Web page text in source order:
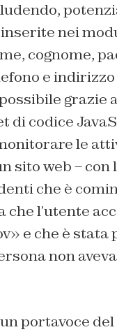
nei
cognome,
e indirizzo
grazie
di codice
le
sito web – con
che è
che l’utente
e che è stata
non
portavoce del